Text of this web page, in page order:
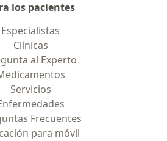
los pacientes
Especialistas
Clínicas
al Experto
Servicios
Frecuentes
para móvil